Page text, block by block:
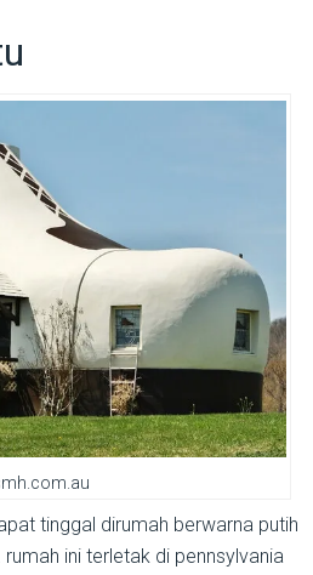
tinggal dirumah berwarna putih
ini terletak di pennsylvania